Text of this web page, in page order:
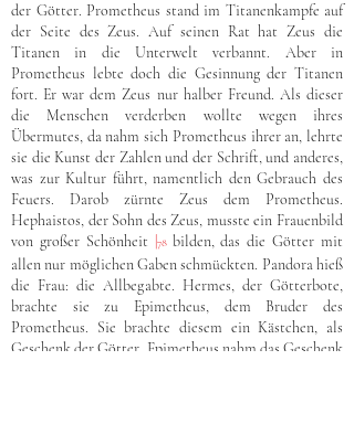
der Götter. Prometheus stand im Titanenkampfe auf
der Seite des Zeus. Auf seinen Rat hat Zeus die
Titanen in die Unterwelt verbannt. Aber in
Prometheus lebte doch die Gesinnung der Titanen
fort. Er war dem Zeus nur halber Freund. Als dieser
die Menschen verderben wollte wegen ihres
Übermutes, da nahm sich Prometheus ihrer an, lehrte
sie die Kunst der Zahlen und der Schrift, und anderes,
was zur Kultur führt, namentlich den Gebrauch des
Feuers. Darob zürnte Zeus dem Prometheus.
Hephaistos, der Sohn des Zeus, musste ein Frauenbild
von großer Schönheit
78 bilden, das die Götter mit
allen nur möglichen Gaben schmückten. Pandora hieß
die Frau: die Allbegabte. Hermes, der Götterbote,
brachte sie zu Epimetheus, dem Bruder des
Prometheus. Sie brachte diesem ein Kästchen, als
Geschenk der Götter. Epimetheus nahm das Geschenk